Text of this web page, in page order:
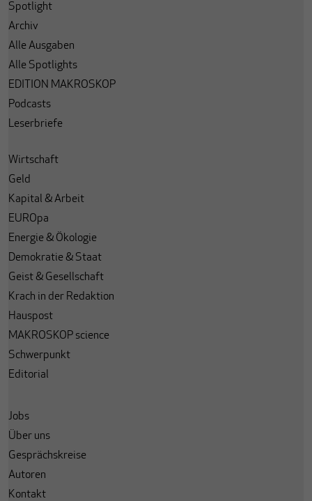
Spotlight
Archiv
Alle Ausgaben
Alle Spotlights
EDITION MAKROSKOP
Podcasts
Leserbriefe
Wirtschaft
Geld
Kapital & Arbeit
EUROpa
Energie & Ökologie
Demokratie & Staat
Geist & Gesellschaft
Krach in der Redaktion
Hauspost
MAKROSKOP science
Schwerpunkt
Editorial
Jobs
Über uns
Gesprächskreise
Autoren
Kontakt